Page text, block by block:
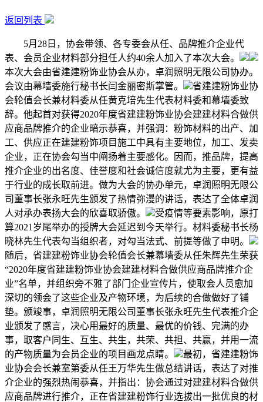
返回列表
5月28日，协会带领、各专委会从任、品牌推介企业代
表、会员企业材料部分担任人约40余人加入了本次大会。
本次大会由省建建粉饰业协会从办，卓润照明无限公司协办。
会议由幕墙委施行秘书长闫金丽密斯掌管。
省建建粉饰业协
会轮值会长兼材料委从任黄克培先生代表材料委和幕墙委致
辞。他起首对获得2020年度省建建粉饰业协会建建材料合做供
应商品牌推介的企业暗示恭喜，并强调：粉饰材料的出产、加
工、供应正在建建粉饰项目施工中具有主要地位，加工、发卖
企业，正在协会勾当中阐扬着主要感化。因而，推品牌，提高
推介企业的出名度、佳誉度和社会诚信度就尤为主要，更有益
于行业的成长取前进。做为大会的协办单元，卓润照明无限公
司董事长张永旺先生颁发了热情弥漫的讲话，表达了全体卓润
人对承办表扬大会的欣喜取骄傲。
受疫情等要素影响，原打
算2021岁尾举办的授牌大会延迟到今天举行。材料委秘书长杨
晓林先生代表勾当组织者，对勾当法式、前提等做了申明。
随后，省建建粉饰业协会轮值会长兼幕墙委从任朱辉先生荣获
“2020年度省建建粉饰业协会建建材料合做供应商品牌推介企
业”名单，并组织旁不雅了部门企业宣传片，使取会人员愈加
深切的领会了这些企业及产物环境，为后续的合做做好了铺
垫。颁竣事，卓润照明无限公司董事长张永旺先生代表推介企
业颁发了感言，决心用最好的质量、最优的价钱、完满的办
事，取客户同生、互生、共生，共荣、共担、共赢，并用一流
的产物质量为会员企业的项目画龙点睛。
最初，省建建粉饰
业协会会长兼室第委从任王万华先生做总结讲话，表达了对推
介企业的强烈热闹恭喜，并指出：协会通过对建建材料合做供
应商品牌进行推介，正在省建建粉饰行业选拔出一批优良的材